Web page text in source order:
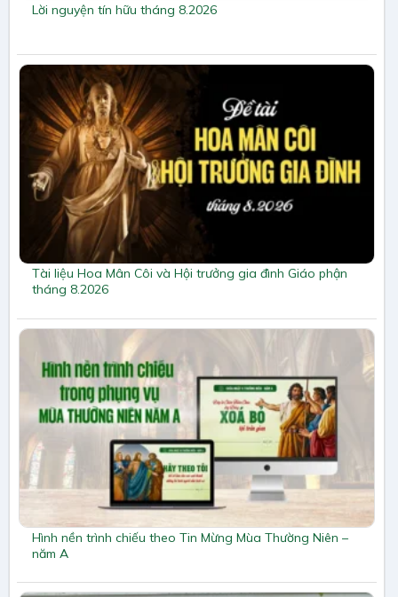
Lời nguyện tín hữu tháng 8.2026
Tài liệu Hoa Mân Côi và Hội trưởng gia đình Giáo phận
tháng 8.2026
Hình nền trình chiếu theo Tin Mừng Mùa Thường Niên –
năm A